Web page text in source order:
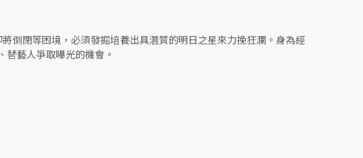
倒閉等困境，必須發掘培養出具潛質的明日之星來力挽狂瀾。身為經
藝人爭取曝光的機會。